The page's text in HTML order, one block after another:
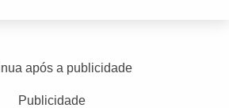
após a publicidade
Publicidade